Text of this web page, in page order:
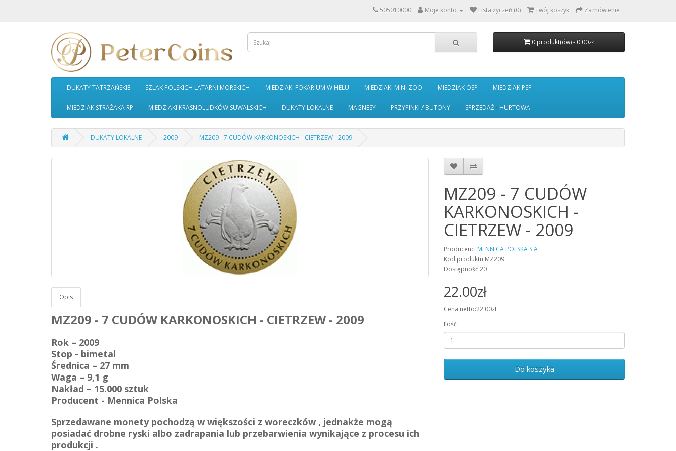
505010000 Moje konto Lista życzeń (0) Twój koszyk Zamówienie
0 produkt(ów) - 0.00zł
DUKATY TATRZAŃSKIE SZLAK POLSKICH LATARNI MORSKICH MIEDZIAKI FOKARIUM W HELU MIEDZIAKI MINI ZOO MIEDZIAK OSP MIEDZIAK PSP
MIEDZIAK STRAŻAKA RP MIEDZIAKI KRASNOLUDKÓW SUWALSKICH DUKATY LOKALNE MAGNESY PRZYPINKI / BUTONY SPRZEDAŻ - HURTOWA
DUKATY LOKALNE 2009 MZ209 - 7 CUDÓW KARKONOSKICH - CIETRZEW - 2009
Opis
MZ209 - 7 CUDÓW KARKONOSKICH - CIETRZEW - 2009
Rok – 2009
Stop - bimetal
Średnica – 27 mm
Waga – 9,1 g
Nakład – 15.000 sztuk
Producent - Mennica Polska
Sprzedawane monety pochodzą w większości z woreczków , jednakże mogą
posiadać drobne ryski albo zadrapania lub przebarwienia wynikające z procesu ich
produkcji .
MZ209 - 7 CUDÓW
KARKONOSKICH -
CIETRZEW - 2009
Producenci MENNICA POLSKA S A
Kod produktu:MZ209
Dostępność:20
22.00zł
Cena netto:22.00zł
Ilość
Do koszyka